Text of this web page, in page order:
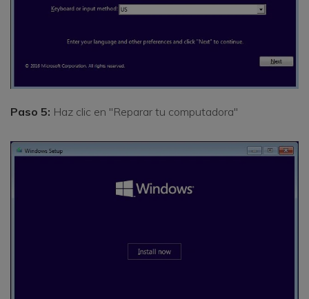
Paso 5: Haz clic en "Reparar tu computadora"